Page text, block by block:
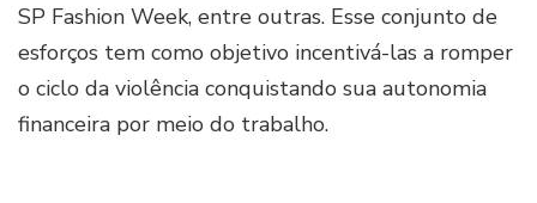
SP Fashion Week, entre outras. Esse conjunto de
esforços tem como objetivo incentivá-las a romper
o ciclo da violência conquistando sua autonomia
financeira por meio do trabalho.